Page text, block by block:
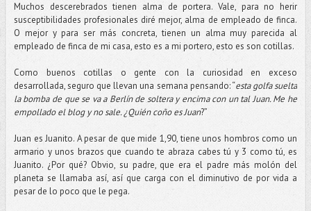
Muchos descerebrados tienen alma de portera. Vale, para no herir
susceptibilidades profesionales diré mejor, alma de empleado de finca.
O mejor y para ser más concreta, tienen un alma muy parecida al
empleado de finca de mi casa, esto es a mi portero, esto es son cotillas.
Como buenos cotillas o gente con la curiosidad en exceso
desarrollada, seguro que llevan una semana pensando: “esta golfa suelta
la bomba de que se va a Berlín de soltera y encima con un tal Juan. Me he
empollado el blog y no sale. ¿Quién coño es Juan?”
Juan es Juanito. A pesar de que mide 1,90, tiene unos hombros como un
armario y unos brazos que cuando te abraza cabes tú y 3 como tú, es
Juanito. ¿Por qué? Obvio, su padre, que era el padre más molón del
planeta se llamaba así, así que carga con el diminutivo de por vida a
pesar de lo poco que le pega.